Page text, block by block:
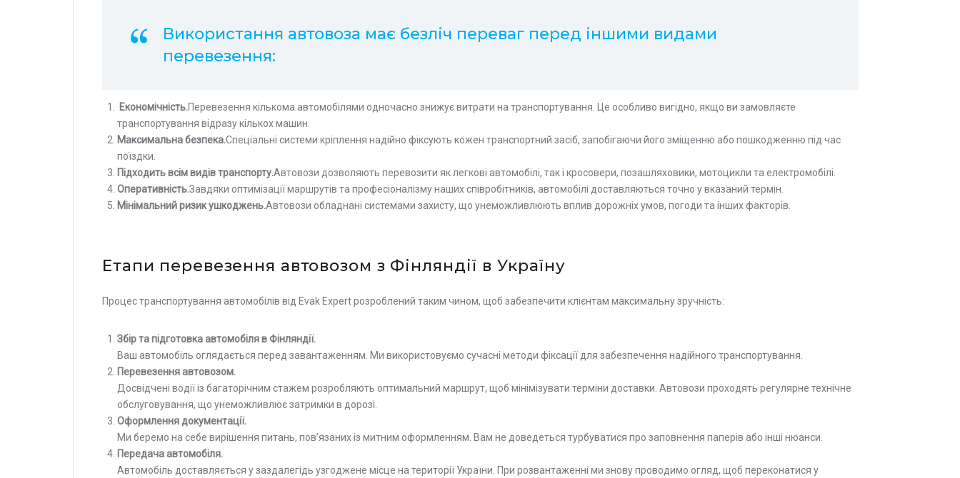
Використання автовоза має безліч переваг перед іншими видами
перевезення:
Економічність.Перевезення кількома автомобілями одночасно знижує витрати на транспортування. Це особливо вигідно, якщо ви замовляєте
транспортування відразу кількох машин.
Максимальна безпека.Спеціальні системи кріплення надійно фіксують кожен транспортний засіб, запобігаючи його зміщенню або пошкодженню під час
поїздки.
Підходить всім видів транспорту.Автовози дозволяють перевозити як легкові автомобілі, так і кросовери, позашляховики, мотоцикли та електромобілі.
Оперативність.Завдяки оптимізації маршрутів та професіоналізму наших співробітників, автомобілі доставляються точно у вказаний термін.
Мінімальний ризик ушкоджень.Автовози обладнані системами захисту, що унеможливлюють вплив дорожніх умов, погоди та інших факторів.
Етапи перевезення автовозом з Фінляндії в Україну
Процес транспортування автомобілів від Evak Expert розроблений таким чином, щоб забезпечити клієнтам максимальну зручність:
Збір та підготовка автомобіля в Фінляндії.
Ваш автомобіль оглядається перед завантаженням. Ми використовуємо сучасні методи фіксації для забезпечення надійного транспортування.
Перевезення автовозом.
Досвідчені водії із багаторічним стажем розробляють оптимальний маршрут, щоб мінімізувати терміни доставки. Автовози проходять регулярне технічне
обслуговування, що унеможливлює затримки в дорозі.
Оформлення документації.
Ми беремо на себе вирішення питань, пов’язаних із митним оформленням. Вам не доведеться турбуватися про заповнення паперів або інші нюанси.
Передача автомобіля.
Автомобіль доставляється у заздалегідь узгоджене місце на території України. При розвантаженні ми знову проводимо огляд, щоб переконатися у